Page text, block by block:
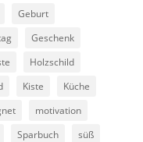
Geburt
Geschenk
Holzschild
Kiste
Küche
motivation
Sparbuch
süß